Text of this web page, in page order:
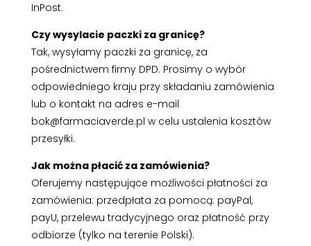
InPost.
Czy wysylacie paczki za granicę?
Tak, wysyłamy paczki za granicę, za
pośrednictwem firmy DPD. Prosimy o wybór
odpowiedniego kraju przy składaniu zamówienia
lub o kontakt na adres e-mail
bok@farmaciaverde.pl w celu ustalenia kosztów
przesyłki.
Jak można płacić za zamówienia?
Oferujemy następujące możliwości płatności za
zamówienia: przedpłata za pomocą: payPal,
payU, przelewu tradycyjnego oraz płatność przy
odbiorze (tylko na terenie Polski).